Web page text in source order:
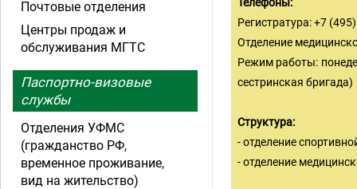
Регистратура: +7
Отделение
Режим работы:
сестринская бригада)
Структура:
- отделение
- отделение
Почтовые отделения
Центры продаж и
обслуживания МГТС
Паспортно-визовые
службы
Отделения УФМС
(гражданство РФ,
временное проживание,
вид на жительство)